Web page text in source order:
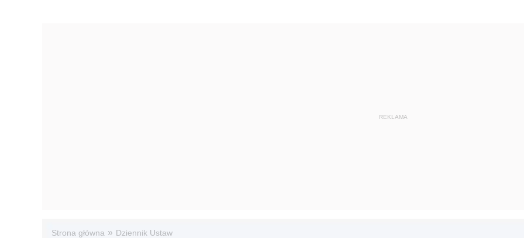
Strona główna » Dziennik Ustaw